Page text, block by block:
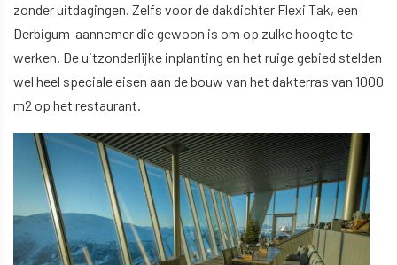
zonder uitdagingen. Zelfs voor de dakdichter Flexi Tak, een
Derbigum-aannemer die gewoon is om op zulke hoogte te
werken. De uitzonderlijke inplanting en het ruige gebied stelden
wel heel speciale eisen aan de bouw van het dakterras van 1000
m2 op het restaurant.